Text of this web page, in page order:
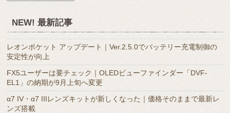
ー
カ
イ
ブ
NEW! 最新記事
レオンポケット アップデート｜Ver.2.5.0でバッテリー充電制御の
安定性が向上
FX5ユーザーは要チェック｜OLEDビューファインダー「DVF-
EL1」の納期が9月上旬へ変更
α7 IV・α7 IIIレンズキットが新しくなった｜価格そのままで最新レ
ンズ搭載